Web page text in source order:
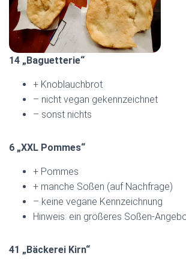
14 „Baguetterie“
+ Knoblauchbrot
– nicht vegan gekennzeichnet
– sonst nichts
6 „XXL Pommes“
+ Pommes
+ manche Soßen (auf Nachfrage)
– keine vegane Kennzeichnung
Hinweis: ein größeres Soßen-
41 „Bäckerei Kirn“